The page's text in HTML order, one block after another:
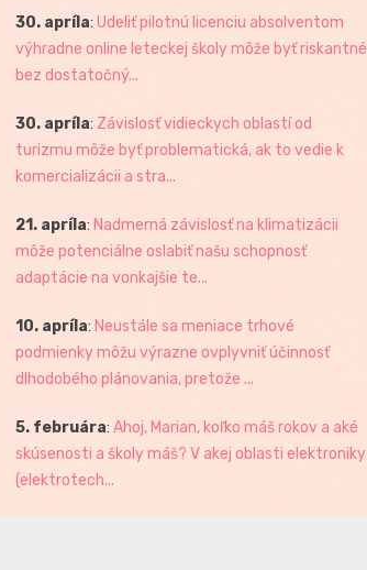
30. apríla: Udeliť pilotnú licenciu absolventom
výhradne online leteckej školy môže byť riskantné
bez dostatočný...
30. apríla: Závislosť vidieckych oblastí od
turizmu môže byť problematická, ak to vedie k
komercializácii a stra...
21. apríla: Nadmerná závislosť na klimatizácii
môže potenciálne oslabiť našu schopnosť
adaptácie na vonkajšie te...
10. apríla: Neustále sa meniace trhové
podmienky môžu výrazne ovplyvniť účinnosť
dlhodobého plánovania, pretože ...
5. februára: Ahoj, Marian, koľko máš rokov a aké
skúsenosti a školy máš? V akej oblasti elektroniky
(elektrotech...